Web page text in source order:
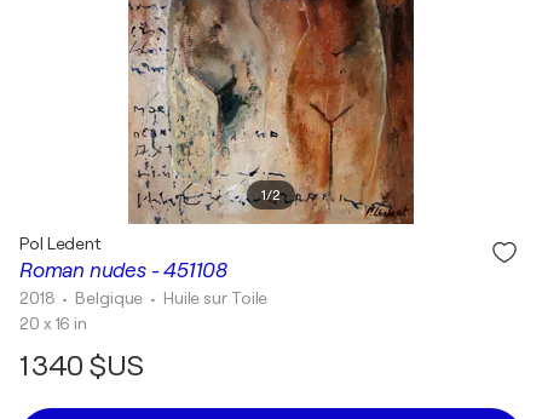
1/2
Roman nudes - 451108
Pol Ledent
2018 • Belgique • Huile sur Toile
20 x 16 in
1 340 $US